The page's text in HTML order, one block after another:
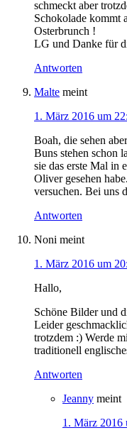
schmeckt aber
Schokolade kommt
Osterbrunch !
LG und Danke für
Antworten
Malte meint
1. März 2016 um
Boah, die sehen
Buns stehen schon
sie das erste Mal in
Oliver gesehen
versuchen. Bei uns
Antworten
Noni meint
1. März 2016 um
Hallo,
Schöne Bilder und
Leider
trotzdem :) Werde
traditionell
Antworten
Jeanny meint
1. März 2016